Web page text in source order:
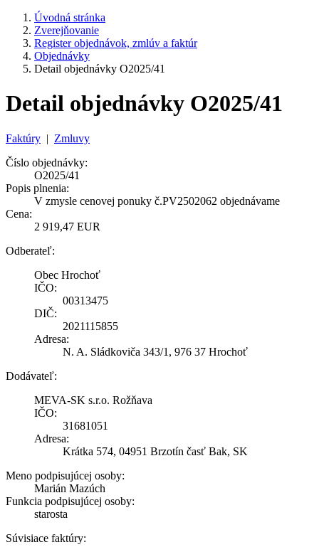
Úvodná stránka
Zverejňovanie
Register objednávok, zmlúv a faktúr
Objednávky
Detail objednávky O2025/41
Detail objednávky O2025/41
Faktúry | Zmluvy
Číslo objednávky:
O2025/41
Popis plnenia:
V zmysle cenovej ponuky č.PV2502062 objednávame
Cena:
2 919,47 EUR
Odberateľ:
Obec Hrochoť
IČO:
00313475
DIČ:
2021115855
Adresa:
N. A. Sládkoviča 343/1, 976 37 Hrochoť
Dodávateľ:
MEVA-SK s.r.o. Rožňava
IČO:
31681051
Adresa:
Krátka 574, 04951 Brzotín časť Bak, SK
Meno podpisujúcej osoby:
Marián Mazúch
Funkcia podpisujúcej osoby:
starosta
Súvisiace faktúry: